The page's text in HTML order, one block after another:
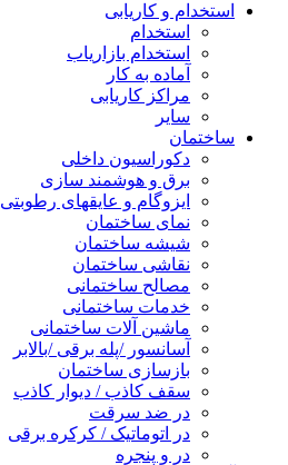
استخدام و کاریابی
استخدام
استخدام بازاریاب
آماده به کار
مراکز کاریابی
سایر
ساختمان
دکوراسیون داخلی
برق و هوشمند سازی
ایزوگام و عایقهای رطوبتی
نمای ساختمان
شیشه ساختمان
نقاشی ساختمان
مصالح ساختمانی
خدمات ساختمانی
ماشین آلات ساختمانی
آسانسور /پله برقی /بالابر
بازسازی ساختمان
سقف کاذب / دیوار کاذب
در ضد سرقت
در اتوماتیک / کرکره برقی
در و پنجره